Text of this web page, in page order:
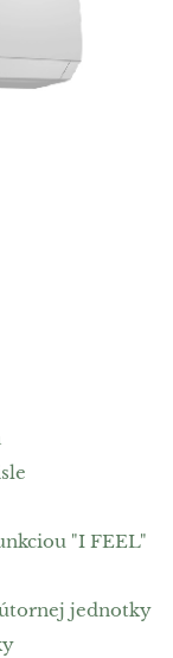
"I FEEL"
jednotky